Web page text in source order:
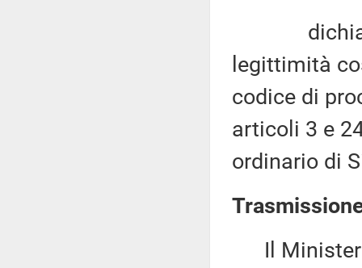
dichiara
legittimità
codice di
articoli 3 e
ordinario di
Il